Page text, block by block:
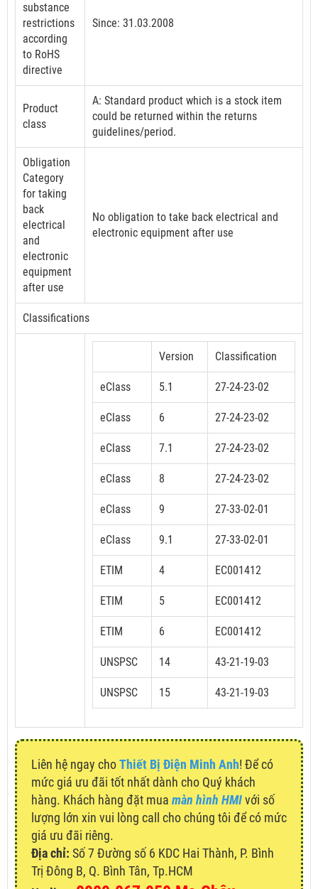
substance
restrictions
according
to RoHS
directive
Since: 31.03.2008
Product
class
A: Standard product which is a stock item
could be returned within the returns
guidelines/period.
Obligation
Category
for taking
back
electrical
and
electronic
equipment
after use
No obligation to take back electrical and
electronic equipment after use
Classifications
Version Classification
eClass 5.1 27-24-23-02
eClass 6 27-24-23-02
eClass 7.1 27-24-23-02
eClass 8 27-24-23-02
eClass 9 27-33-02-01
eClass 9.1 27-33-02-01
ETIM 4 EC001412
ETIM 5 EC001412
ETIM 6 EC001412
UNSPSC 14 43-21-19-03
UNSPSC 15 43-21-19-03
Liên hệ ngay choThiết Bị Điện Minh Anh! Để có
mức giá ưu đãi tốt nhất dành cho Quý khách
hàng. Khách hàng đặt mua màn hình HMIvới số
lượng lớn xin vui lòng call cho chúng tôi để có mức
giá ưu đãi riêng.
Địa chỉ: Số 7 Đường số 6 KDC Hai Thành, P. Bình
Trị Đông B, Q. Bình Tân, Tp.HCM